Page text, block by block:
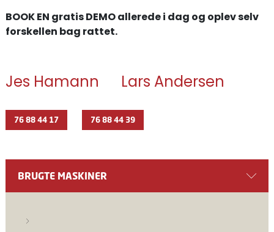
BOOK EN gratis DEMO allerede i dag og oplev selv
forskellen bag rattet.
Jes Hamann Lars Andersen
76 88 44 17 76 88 44 39
BRUGTE MASKINER